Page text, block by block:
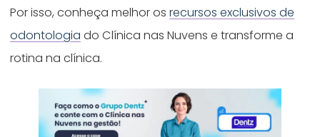
Por isso, conheça melhor osrecursos exclusivos de
odontologia do Clínica nas Nuvens e transforme a
rotina na clínica.